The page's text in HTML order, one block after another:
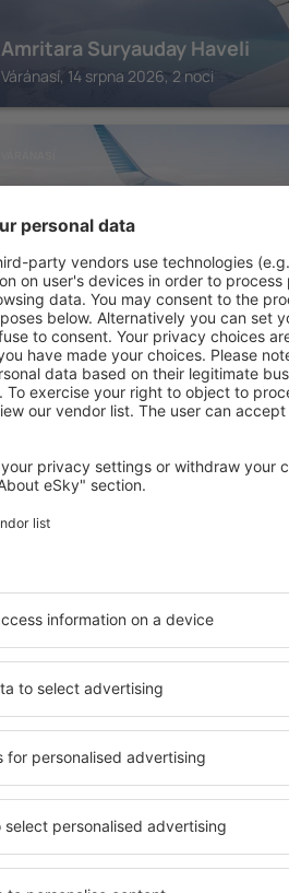
Amritara Suryauday Haveli
Váránasí, 14 srpna 2026, 2 noci
Hotel Clarks
Váránasí, 14 srpna 2026, 2 noci
Hotel Tridev
Podívejte se na další nabídky ve